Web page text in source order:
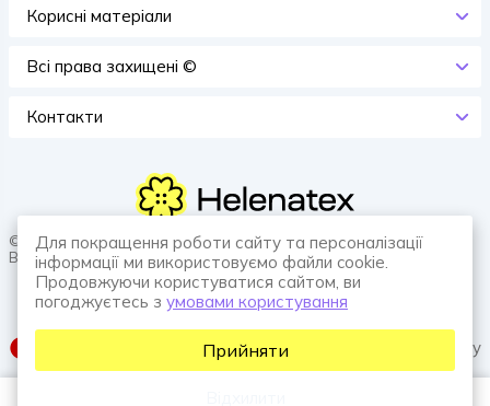
Корисні матеріали
Всi права захищенi ©
Контакти
© 2026 HELENATEX «Ґудзики, вішаки, нитки. Власне виробництво.
Все для швейної справи.»
SUFIX web agency
Для покращення роботи сайту та персоналізації
інформації ми використовуємо файли cookie.
Продовжуючи користуватися сайтом, ви
погоджуєтесь з умовами користування
Прийняти